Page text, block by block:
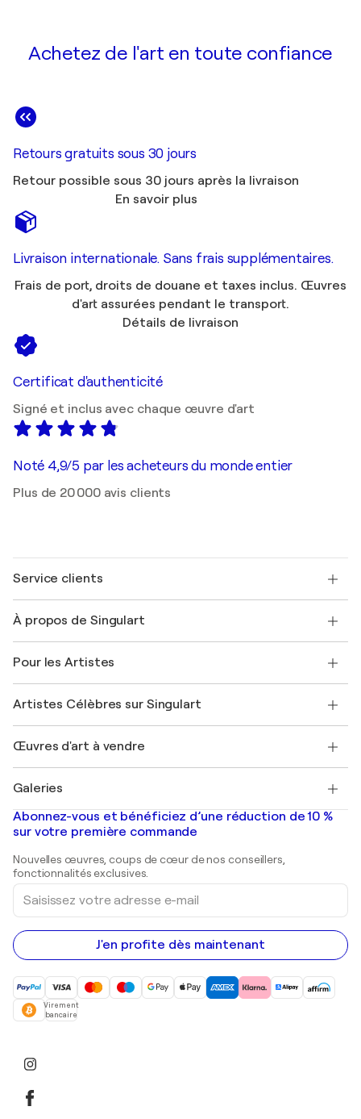
Achetez de l'art en toute confiance
Retours gratuits sous 30 jours
Retour possible sous 30 jours après la livraison
En savoir plus
Livraison internationale. Sans frais supplémentaires.
Frais de port, droits de douane et taxes inclus. Œuvres
d'art assurées pendant le transport.
Détails de livraison
Certificat d'authenticité
Signé et inclus avec chaque œuvre d'art
Noté 4,9/5 par les acheteurs du monde entier
Plus de 20 000 avis clients
Service clients
Expédition
Offrir une carte cadeau
Rejoignez notre programme commercial
Mon compte
+33 1 76 44 06 42
À propos de Singulart
FAQ
Magazine Singulart
Emplois
Découvrez une sélection d'art original
Pour les Artistes
Se connecter en tant qu'Artiste
Artistes Célèbres sur Singulart
Marc Chagall
Banksy
Mr. Brainwash
Shepard Fairey
Œuvres d'art à vendre
Tableaux abstraits à vendre
Peintures de paysage
Estampes
Peintures acryliques
Galeries
Galeries d'art en France
Galeries d'art en Belgique
Abonnez-vous et bénéficiez d’une réduction de 10 %
sur votre première commande
Nouvelles œuvres, coups de cœur de nos conseillers,
fonctionnalités exclusives.
Saisissez
votre
adresse
e-
mail
J'en profite dès maintenant
Virement
bancaire